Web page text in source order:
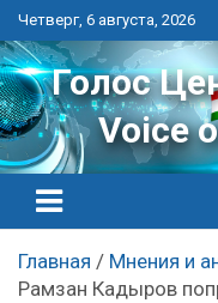
Перейти
к
контенту
Четверг, 6 августа, 2026
Голос
Voice
Главная
Мнения и
Рамзан Кадыров